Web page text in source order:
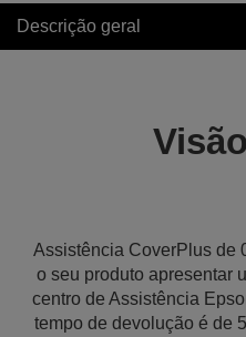
Descrição geral
Assistência CoverPlus de
o seu produto apresentar
centro de Assistência
tempo de devolução é de